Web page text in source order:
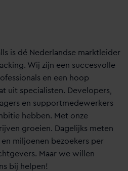
is dé Nederlandse marktleider
Wij zijn een succesvolle
en een hoop
uit specialisten. Developers,
en supportmedewerkers
hebben. Met onze
groeien. Dagelijks meten
miljoenen bezoekers per
Maar we willen
bij helpen!